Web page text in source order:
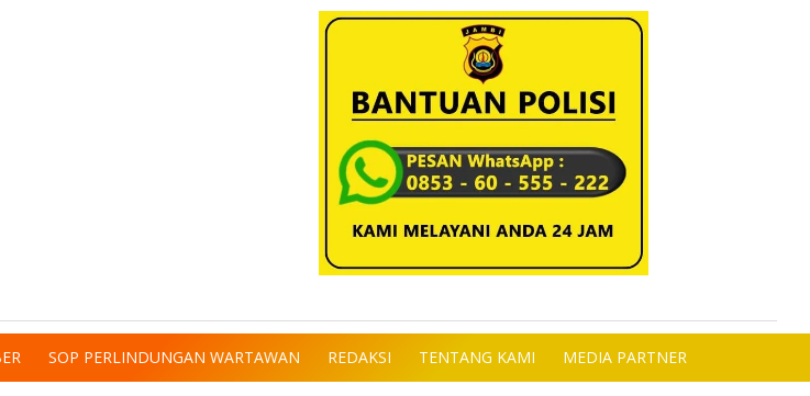
SOP PERLINDUNGAN WARTAWAN REDAKSI TENTANG KAMI MEDIA PARTNER